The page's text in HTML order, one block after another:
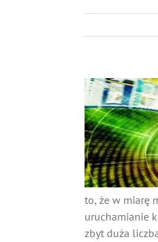
to, że w miarę
uruchamianie
zbyt duża